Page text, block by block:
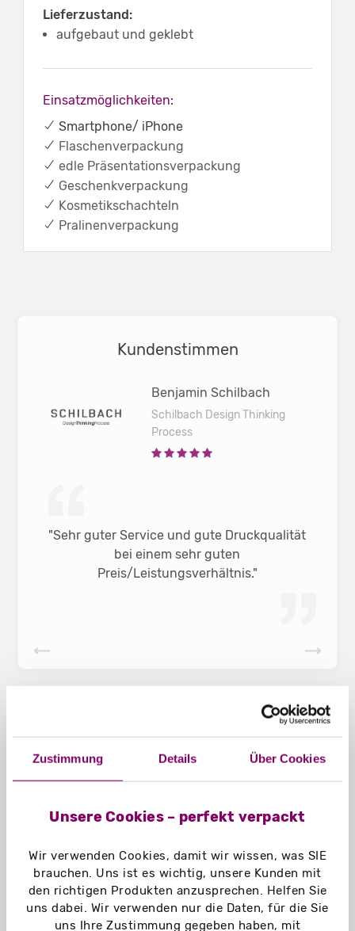
Zustimmung Details Über Cookies
Unsere Cookies – perfekt verpackt
Wir verwenden Cookies, damit wir wissen, was SIE
brauchen. Uns ist es wichtig, unsere Kunden mit
den richtigen Produkten anzusprechen. Helfen Sie
uns dabei. Wir verwenden nur die Daten, für die Sie
uns Ihre Zustimmung gegeben haben, mit
Lieferzustand:
aufgebaut und geklebt
Einsatzmöglichkeiten:
✔ Smartphone/ iPhone
✔ Flaschenverpackung
✔ edle Präsentationsverpackung
✔ Geschenkverpackung
✔ Kosmetikschachteln
✔ Pralinenverpackung
Kundenstimmen
Benjamin Schilbach
Schilbach Design Thinking
Process
"Sehr guter Service und gute Druckqualität
bei einem sehr guten
Preis/Leistungsverhältnis."
Informationen zu Stülpschachtel